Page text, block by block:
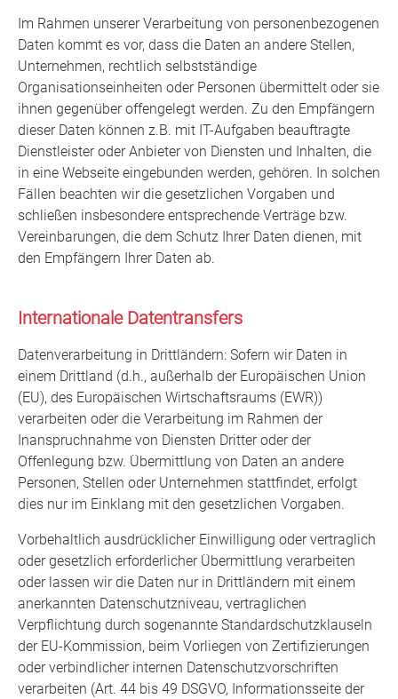
Im Rahmen unserer Verarbeitung von personenbezogenen
Daten kommt es vor, dass die Daten an andere Stellen,
Unternehmen, rechtlich selbstständige
Organisationseinheiten oder Personen übermittelt oder sie
ihnen gegenüber offengelegt werden. Zu den Empfängern
dieser Daten können z.B. mit IT-Aufgaben beauftragte
Dienstleister oder Anbieter von Diensten und Inhalten, die
in eine Webseite eingebunden werden, gehören. In solchen
Fällen beachten wir die gesetzlichen Vorgaben und
schließen insbesondere entsprechende Verträge bzw.
Vereinbarungen, die dem Schutz Ihrer Daten dienen, mit
den Empfängern Ihrer Daten ab.
Internationale Datentransfers
Datenverarbeitung in Drittländern: Sofern wir Daten in
einem Drittland (d.h., außerhalb der Europäischen Union
(EU), des Europäischen Wirtschaftsraums (EWR))
verarbeiten oder die Verarbeitung im Rahmen der
Inanspruchnahme von Diensten Dritter oder der
Offenlegung bzw. Übermittlung von Daten an andere
Personen, Stellen oder Unternehmen stattfindet, erfolgt
dies nur im Einklang mit den gesetzlichen Vorgaben.
Vorbehaltlich ausdrücklicher Einwilligung oder vertraglich
oder gesetzlich erforderlicher Übermittlung verarbeiten
oder lassen wir die Daten nur in Drittländern mit einem
anerkannten Datenschutzniveau, vertraglichen
Verpflichtung durch sogenannte Standardschutzklauseln
der EU-Kommission, beim Vorliegen von Zertifizierungen
oder verbindlicher internen Datenschutzvorschriften
verarbeiten (Art. 44 bis 49 DSGVO, Informationsseite der